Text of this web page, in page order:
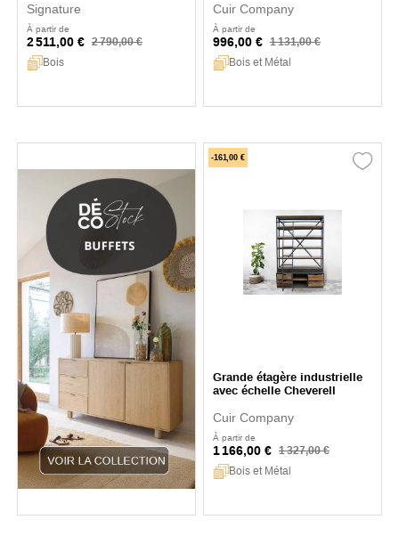
Signature
À partir de
2 511,00 € 2 790,00 €
Bois
Cuir Company
À partir de
996,00 € 1 131,00 €
Bois et Métal
-161,00 €
Grande étagère industrielle
avec échelle Cheverell
Cuir Company
À partir de
1 166,00 € 1 327,00 €
Bois et Métal